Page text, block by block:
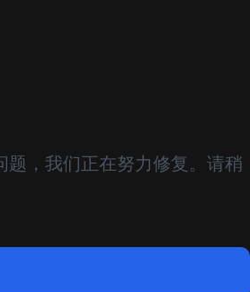
题，我们正在努力修复。请稍